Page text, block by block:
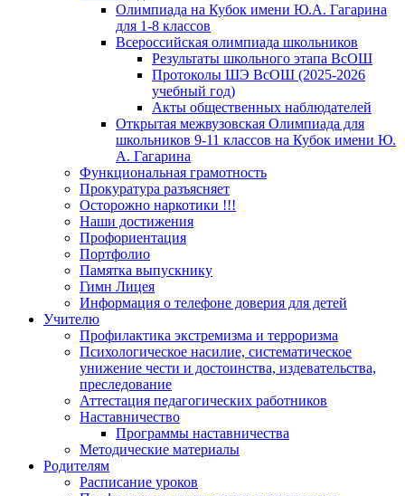
Олимпиада на Кубок имени Ю.А. Гагарина
для 1-8 классов
Всероссийская олимпиада школьников
Результаты школьного этапа ВсОШ
Протоколы ШЭ ВсОШ (2025-2026
учебный год)
Акты общественных наблюдателей
Открытая межвузовская Олимпиада для
школьников 9-11 классов на Кубок имени Ю.
А. Гагарина
Функциональная грамотность
Прокуратура разъясняет
Осторожно наркотики !!!
Наши достижения
Профориентация
Портфолио
Памятка выпускнику
Гимн Лицея
Информация о телефоне доверия для детей
Учителю
Профилактика экстремизма и терроризма
Психологическое насилие, систематическое
унижение чести и достоинства, издевательства,
преследование
Аттестация педагогических работников
Наставничество
Программы наставничества
Методические материалы
Родителям
Расписание уроков